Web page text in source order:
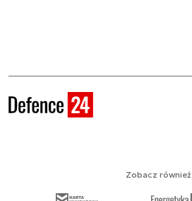
Zobacz również